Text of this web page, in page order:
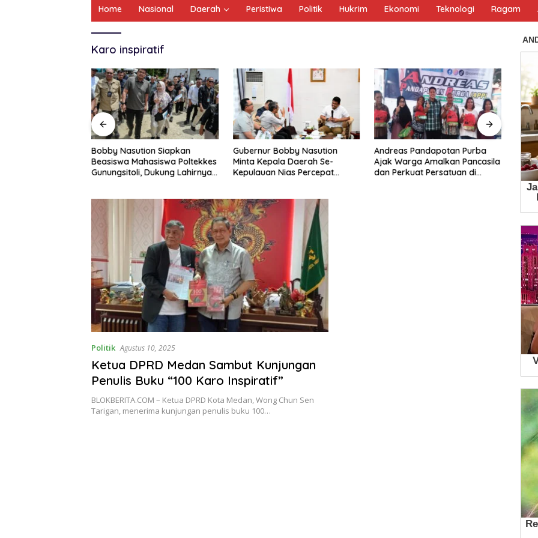
Home Nasional Daerah Peristiwa Politik Hukrim Ekonomi Teknologi Ragam
Karo inspiratif
Bobby Nasution Siapkan
Beasiswa Mahasiswa Poltekkes
Gunungsitoli, Dukung Lahirnya
Gubernur Bobby Nasution
Minta Kepala Daerah Se-
Kepulauan Nias Percepat
Andreas Pandapotan Purba
Ajak Warga Amalkan Pancasila
dan Perkuat Persatuan di
Politik Agustus 10, 2025
Ketua DPRD Medan Sambut Kunjungan
Penulis Buku “100 Karo Inspiratif”
BLOKBERITA.COM – Ketua DPRD Kota Medan, Wong Chun Sen
Tarigan, menerima kunjungan penulis buku 100…